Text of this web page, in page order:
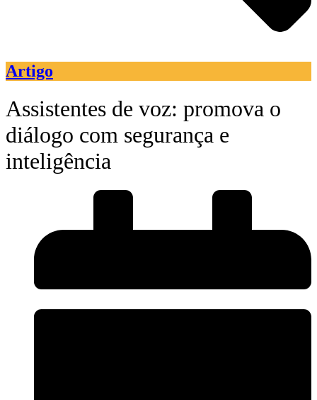
Artigo
Assistentes de voz: promova o
diálogo com segurança e
inteligência